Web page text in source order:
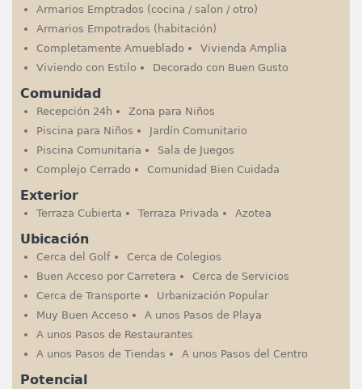
Armarios Emptrados (cocina / salon / otro)
Armarios Empotrados (habitación)
Completamente Amueblado
Vivienda Amplia
Viviendo con Estilo
Decorado con Buen Gusto
Comunidad
Recepción 24h
Zona para Niños
Piscina para Niños
Jardín Comunitario
Piscina Comunitaria
Sala de Juegos
Complejo Cerrado
Comunidad Bien Cuidada
Exterior
Terraza Cubierta Terraza Privada Azotea
Ubicación
Cerca del Golf
Cerca de Colegios
Buen Acceso por Carretera
Cerca de Servicios
Cerca de Transporte
Urbanización Popular
Muy Buen Acceso
A unos Pasos de Playa
A unos Pasos de Restaurantes
A unos Pasos de Tiendas
A unos Pasos del Centro
Potencial